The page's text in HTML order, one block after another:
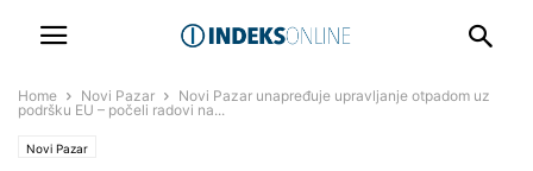
Home Novi Pazar
Novi Pazar unapređuje upravljanje otpadom uz
podršku EU – počeli radovi na...
Novi Pazar